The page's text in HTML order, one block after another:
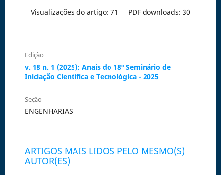
Visualizações do artigo: 71 PDF downloads: 30
Edição
v. 18 n. 1 (2025): Anais do 18º Seminário de
Iniciação Científica e Tecnológica - 2025
Seção
ENGENHARIAS
ARTIGOS MAIS LIDOS PELO MESMO(S)
AUTOR(ES)